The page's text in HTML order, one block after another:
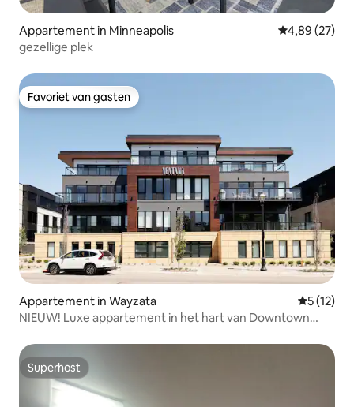
Appartement in Minneapolis Gemiddelde
4,89 (27)
gezellige plek
Favoriet van gasten
Favoriet van gasten
Appartement in Wayzata
5 (12)
NIEUW! Luxe appartement in het hart van Downtown
Superhost
Superhost